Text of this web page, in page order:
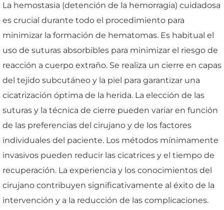
La hemostasia (detención de la hemorragia) cuidadosa
es crucial durante todo el procedimiento para
minimizar la formación de hematomas. Es habitual el
uso de suturas absorbibles para minimizar el riesgo de
reacción a cuerpo extraño. Se realiza un cierre en capas
del tejido subcutáneo y la piel para garantizar una
cicatrización óptima de la herida. La elección de las
suturas y la técnica de cierre pueden variar en función
de las preferencias del cirujano y de los factores
individuales del paciente. Los métodos mínimamente
invasivos pueden reducir las cicatrices y el tiempo de
recuperación. La experiencia y los conocimientos del
cirujano contribuyen significativamente al éxito de la
intervención y a la reducción de las complicaciones.